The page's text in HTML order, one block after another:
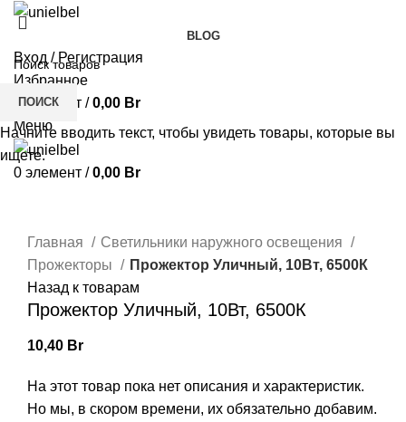
BLOG
Вход / Регистрация
Избранное
0элемент / 0,00 Br
Меню
0 элемент / 0,00 Br
Главная
Светильники наружного освещения
Прожекторы
Прожектор Уличный, 10Вт, 6500К
Назад к товарам
Прожектор Уличный, 10Вт, 6500К
10,40 Br
На этот товар пока нет описания и характеристик.
Но мы, в скором времени, их обязательно добавим.
ПОИСК
Начните вводить текст, чтобы увидеть товары, которые вы
ищете.